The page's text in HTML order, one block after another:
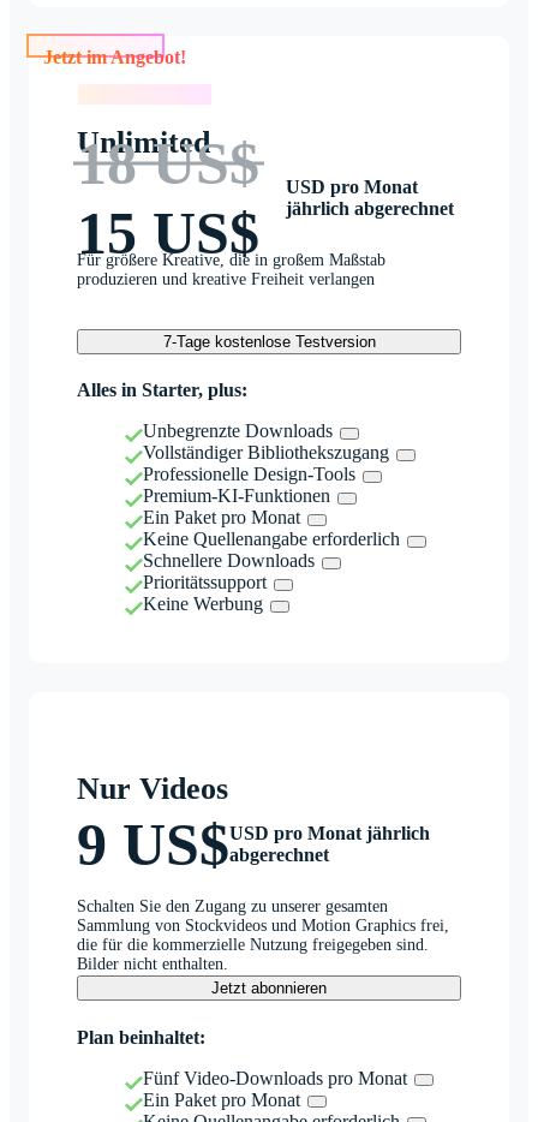
Jetzt im Angebot!
Unlimited
18 US$
15 US$
USD pro Monat
jährlich abgerechnet
Für größere Kreative, die in großem Maßstab
produzieren und kreative Freiheit verlangen
7-Tage kostenlose Testversion
Alles in Starter, plus:
Unbegrenzte Downloads
Vollständiger Bibliothekszugang
Professionelle Design-Tools
Premium-KI-Funktionen
Ein Paket pro Monat
Keine Quellenangabe erforderlich
Schnellere Downloads
Prioritätssupport
Keine Werbung
Nur Videos
9 US$USD pro Monat jährlich
abgerechnet
Schalten Sie den Zugang zu unserer gesamten
Sammlung von Stockvideos und Motion Graphics frei,
die für die kommerzielle Nutzung freigegeben sind.
Bilder nicht enthalten.
Jetzt abonnieren
Plan beinhaltet:
Fünf Video-Downloads pro Monat
Ein Paket pro Monat